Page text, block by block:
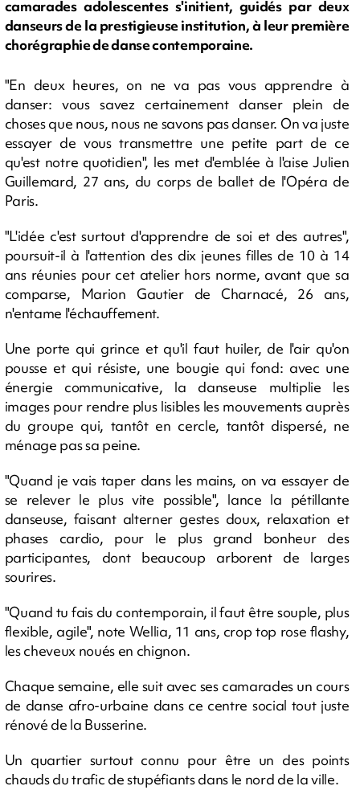
camarades adolescentes s'initient, guidés par deux
danseurs de la prestigieuse institution, à leur première
chorégraphie de danse contemporaine.
"En deux heures, on ne va pas vous apprendre à
danser: vous savez certainement danser plein de
choses que nous, nous ne savons pas danser. On va juste
essayer de vous transmettre une petite part de ce
qu'est notre quotidien", les met d'emblée à l'aise Julien
Guillemard, 27 ans, du corps de ballet de l'Opéra de
Paris.
"L'idée c'est surtout d'apprendre de soi et des autres",
poursuit-il à l'attention des dix jeunes filles de 10 à 14
ans réunies pour cet atelier hors norme, avant que sa
comparse, Marion Gautier de Charnacé, 26 ans,
n'entame l'échauffement.
Une porte qui grince et qu'il faut huiler, de l'air qu'on
pousse et qui résiste, une bougie qui fond: avec une
énergie communicative, la danseuse multiplie les
images pour rendre plus lisibles les mouvements auprès
du groupe qui, tantôt en cercle, tantôt dispersé, ne
ménage pas sa peine.
"Quand je vais taper dans les mains, on va essayer de
se relever le plus vite possible", lance la pétillante
danseuse, faisant alterner gestes doux, relaxation et
phases cardio, pour le plus grand bonheur des
participantes, dont beaucoup arborent de larges
sourires.
"Quand tu fais du contemporain, il faut être souple, plus
flexible, agile", note Wellia, 11 ans, crop top rose flashy,
les cheveux noués en chignon.
Chaque semaine, elle suit avec ses camarades un cours
de danse afro-urbaine dans ce centre social tout juste
rénové de la Busserine.
Un quartier surtout connu pour être un des points
chauds du trafic de stupéfiants dans le nord de la ville.